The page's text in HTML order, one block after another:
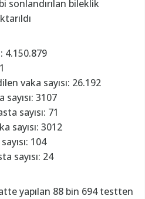
sonlandırılan bileklik
4.150.879
vaka sayısı: 26.192
3107
sayısı: 71
sayısı: 3012
104
sayısı: 24
yapılan 88 bin 694 testten